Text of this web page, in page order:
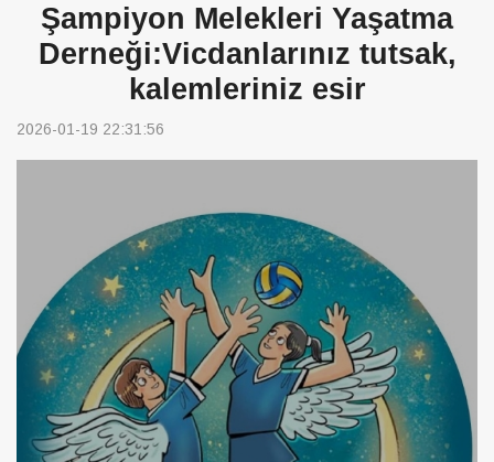
Şampiyon Melekleri Yaşatma
Derneği:Vicdanlarınız tutsak,
kalemleriniz esir
2026-01-19 22:31:56